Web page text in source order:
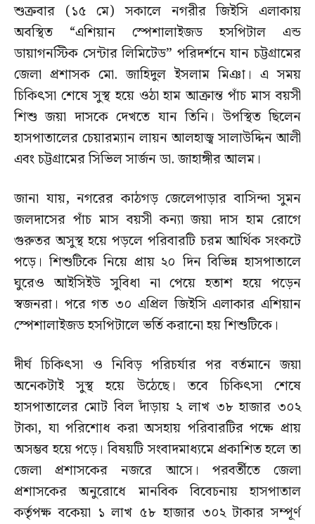
শুক্রবার (১৫ মে) সকালে নগরীর জিইসি এলাকায়
অবস্থিত “এশিয়ান স্পেশালাইজড হসপিটাল এন্ড
ডায়াগনস্টিক সেন্টার লিমিটেড” পরিদর্শনে যান চট্টগ্রামের
জেলা প্রশাসক মো. জাহিদুল ইসলাম মিঞা। এ সময়
চিকিৎসা শেষে সুস্থ হয়ে ওঠা হাম আক্রান্ত পাঁচ মাস বয়সী
শিশু জয়া দাসকে দেখতে যান তিনি। উপস্থিত ছিলেন
হাসপাতালের চেয়ারম্যান লায়ন আলহাজ্ব সালাউদ্দিন আলী
এবং চট্টগ্রামের সিভিল সার্জন ডা. জাহাঙ্গীর আলম।
জানা যায়, নগরের কাঠগড় জেলেপাড়ার বাসিন্দা সুমন
জলদাসের পাঁচ মাস বয়সী কন্যা জয়া দাস হাম রোগে
গুরুতর অসুস্থ হয়ে পড়লে পরিবারটি চরম আর্থিক সংকটে
পড়ে। শিশুটিকে নিয়ে প্রায় ২০ দিন বিভিন্ন হাসপাতালে
ঘুরেও আইসিইউ সুবিধা না পেয়ে হতাশ হয়ে পড়েন
স্বজনরা। পরে গত ৩০ এপ্রিল জিইসি এলাকার এশিয়ান
স্পেশালাইজড হসপিটালে ভর্তি করানো হয় শিশুটিকে।
দীর্ঘ চিকিৎসা ও নিবিড় পরিচর্যার পর বর্তমানে জয়া
অনেকটাই সুস্থ হয়ে উঠেছে। তবে চিকিৎসা শেষে
হাসপাতালের মোট বিল দাঁড়ায় ২ লাখ ৩৮ হাজার ৩০২
টাকা, যা পরিশোধ করা অসহায় পরিবারটির পক্ষে প্রায়
অসম্ভব হয়ে পড়ে। বিষয়টি সংবাদমাধ্যমে প্রকাশিত হলে তা
জেলা প্রশাসকের নজরে আসে। পরবর্তীতে জেলা
প্রশাসকের অনুরোধে মানবিক বিবেচনায় হাসপাতাল
কর্তৃপক্ষ বকেয়া ১ লাখ ৫৮ হাজার ৩০২ টাকার সম্পূর্ণ